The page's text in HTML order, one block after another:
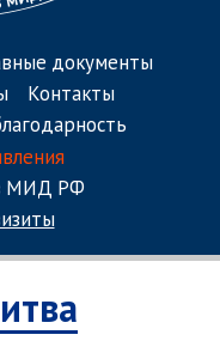
документы
Контакты
МИД РФ